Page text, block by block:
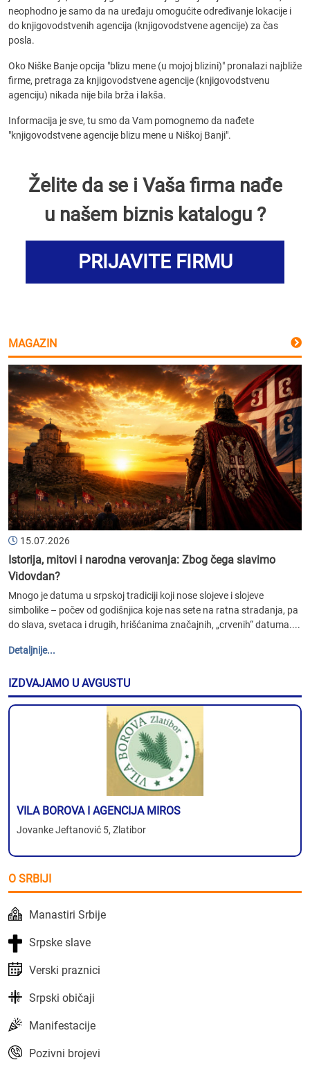
neophodno je samo da na uređaju omogućite određivanje lokacije i
do knjigovodstvenih agencija (knjigovodstvene agencije) za čas
posla.
Oko Niške Banje opcija "blizu mene (u mojoj blizini)" pronalazi najbliže
firme, pretraga za knjigovodstvene agencije (knjigovodstvenu
agenciju) nikada nije bila brža i lakša.
Informacija je sve, tu smo da Vam pomognemo da nađete
"knjigovodstvene agencije blizu mene u Niškoj Banji".
Želite da se i Vaša firma nađe
u našem biznis katalogu ?
PRIJAVITE FIRMU
MAGAZIN
15.07.2026
Istorija, mitovi i narodna verovanja: Zbog čega slavimo
Vidovdan?
Mnogo je datuma u srpskoj tradiciji koji nose slojeve i slojeve
simbolike – počev od godišnjica koje nas sete na ratna stradanja, pa
do slava, svetaca i drugih, hrišćanima značajnih, „crvenih“ datuma....
Detaljnije...
IZDVAJAMO U AVGUSTU
VILA BOROVA I AGENCIJA MIROS
Jovanke Jeftanović 5, Zlatibor
O SRBIJI
Manastiri Srbije
Srpske slave
Verski praznici
Srpski običaji
Manifestacije
Pozivni brojevi